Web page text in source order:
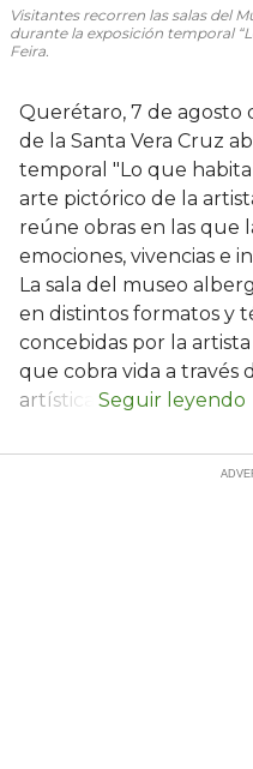
Visitantes recorren las salas del
durante la exposición temporal
Feira.
Querétaro, 7 de agosto
de la Santa Vera Cruz
temporal "Lo que
arte pictórico de la
reúne obras en las que
emociones, vivencias e
La sala del museo
en distintos formatos y
concebidas por la
que cobra vida a través
artística.